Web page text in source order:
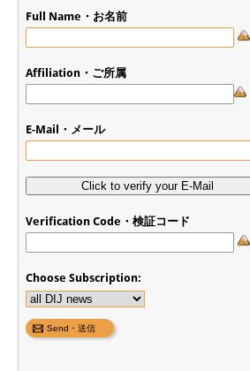
奨学金
客員研究員プログラム
リンク
アクセス
道案内
Full Name・お名前
Affiliation・ご所属
E-Mail・メール
Verification Code・検証コード
Choose Subscription: